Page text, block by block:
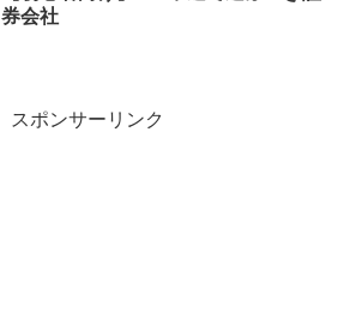
券会社
スポンサーリンク